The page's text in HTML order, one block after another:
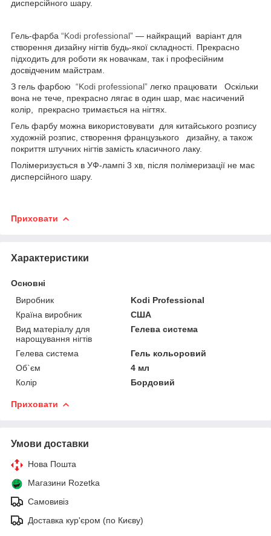
дисперсійного шару.
Гель-фарба “Kodi professional” — найкращий варіант для
створення дизайну нігтів будь-якої складності. Прекрасно
підходить для роботи як новачкам, так і професійним
досвідченим майстрам.
З гель фарбою “Kodi professional” легко працювати Оскільки
вона не тече, прекрасно лягає в один шар, має насичений
колір, прекрасно тримається на нігтях.
Гель фарбу можна використовувати для китайського розпису
художній розпис, створення французького дизайну, а також
покриття штучних нігтів замість класичного лаку.
Полімеризується в УФ-лампі 3 хв, після полімеризації не має
дисперсійного шару.
Приховати
Характеристики
Основні
Виробник
Kodi Professional
Країна виробник
США
Вид матеріалу для
нарощування нігтів
Гелева система
Гелева система
Гель кольоровий
Об`єм
4 мл
Колір
Бордовий
Приховати
Умови доставки
Нова Пошта
Магазини Rozetka
Самовивіз
Доставка кур'єром (по Києву)